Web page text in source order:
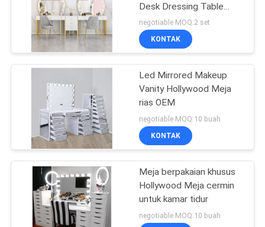
SEMUA
KASUS
QUOTE
REQUEST
SUATU
SITEMAP
KEBIJAKAN
PRIVASI
Rumah Kapsul Luar
Angkasa
Cermin rias
27
Desk Dressing Table
Dengan Laci
negotiable MOQ:2 set
KONTAK
Led Mirrored Makeup
Vanity Hollywood Meja
rias OEM
negotiable MOQ:10 buah
KONTAK
Meja berpakaian khusus
Hollywood Meja cermin
untuk kamar tidur
negotiable MOQ:10 buah